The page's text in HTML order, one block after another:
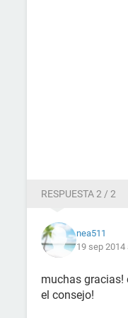
RESPUESTA 2 / 2
nea511
19 sep 2014
muchas gracias!
el consejo!